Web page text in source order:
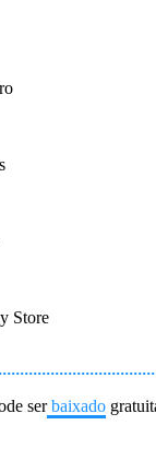
Store
serbaixado